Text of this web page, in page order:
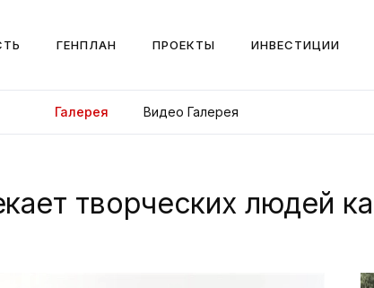
ГЕНПЛАН ПРОЕКТЫ ИНВЕСТИЦИИ
Галерея Видео Галерея
творческих людей